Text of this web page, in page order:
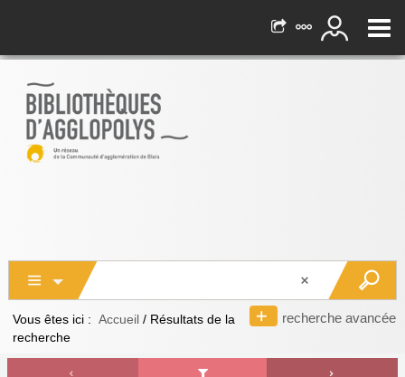
recherche avancée
Vous êtes ici : Accueil / Résultats de la
recherche